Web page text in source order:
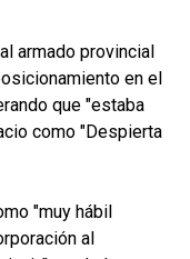
armado provincial
en el
que "estaba
como "Despierta
"muy hábil
al